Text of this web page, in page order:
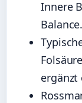
Innere
Balance.
ergänzt